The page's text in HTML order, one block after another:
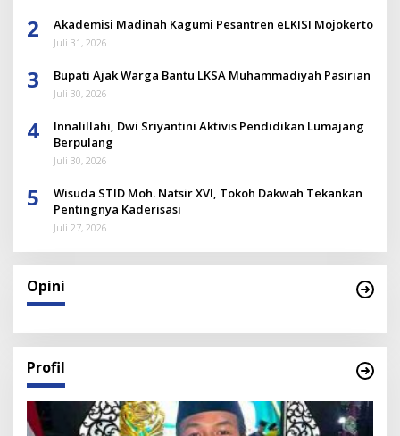
2 Akademisi Madinah Kagumi Pesantren eLKISI Mojokerto
Juli 31, 2026
3 Bupati Ajak Warga Bantu LKSA Muhammadiyah Pasirian
Juli 30, 2026
4
Innalillahi, Dwi Sriyantini Aktivis Pendidikan Lumajang
Berpulang
Juli 30, 2026
5
Wisuda STID Moh. Natsir XVI, Tokoh Dakwah Tekankan
Pentingnya Kaderisasi
Juli 27, 2026
Opini
Profil